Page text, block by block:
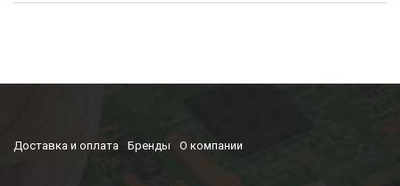
Доставка и оплата Бренды О компании